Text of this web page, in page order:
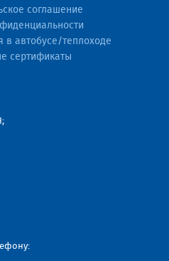
соглашение
в автобусе/теплоходе
сертификаты